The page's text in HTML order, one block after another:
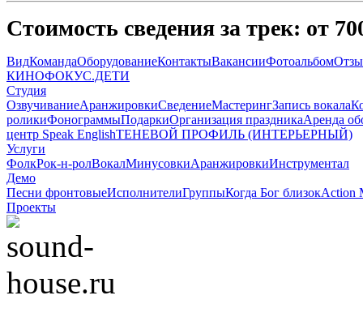
Стоимость сведения за трек: от
ВидКомандаОборудованиеКонтактыВакансииФотоальбом
КИНОФОКУС.ДЕТИ
Студия
ОзвучиваниеАранжировкиСведениеМастерингЗапись вокала
роликиФонограммыПодаркиОрганизация праздникаАренда
центр Speak EnglishТЕНЕВОЙ ПРОФИЛЬ (ИНТЕРЬЕРНЫЙ)
Услуги
ФолкРок-н-ролВокалМинусовкиАранжировкиИнструментал
Демо
Песни фронтовыеИсполнителиГруппыКогда Бог близокAction
Проекты